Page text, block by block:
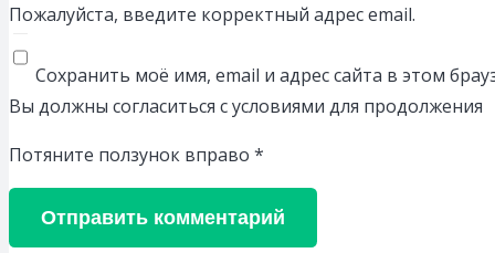
Пожалуйста, введите корректный адрес email.
Сохранить моё имя, email и адрес сайта в этом
Вы должны согласиться с условиями для продолжения
Потяните ползунок вправо *
Отправить комментарий